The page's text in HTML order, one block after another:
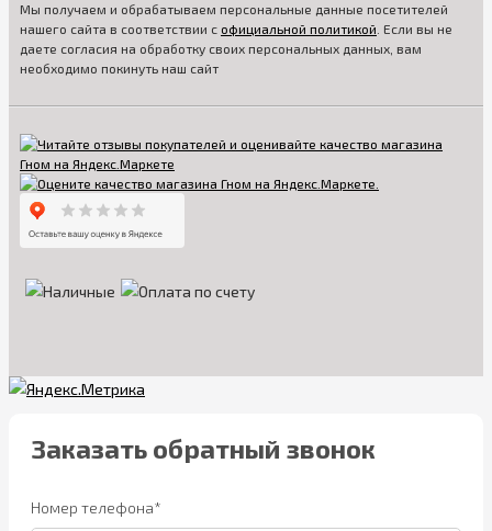
Мы получаем и обрабатываем персональные данные посетителей
нашего сайта в соответствии с официальной политикой . Если вы не
даете согласия на обработку своих персональных данных, вам
необходимо покинуть наш сайт
Заказать обратный звонок
Номер телефона*